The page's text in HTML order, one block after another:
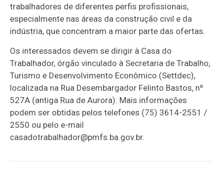
trabalhadores de diferentes perfis profissionais,
especialmente nas áreas da construção civil e da
indústria, que concentram a maior parte das ofertas.
Os interessados devem se dirigir à Casa do
Trabalhador, órgão vinculado à Secretaria de Trabalho,
Turismo e Desenvolvimento Econômico (Settdec),
localizada na Rua Desembargador Felinto Bastos, nº
527A (antiga Rua de Aurora). Mais informações
podem ser obtidas pelos telefones (75) 3614-2551 /
2550 ou pelo e-mail
casadotrabalhador@pmfs.ba.gov.br.